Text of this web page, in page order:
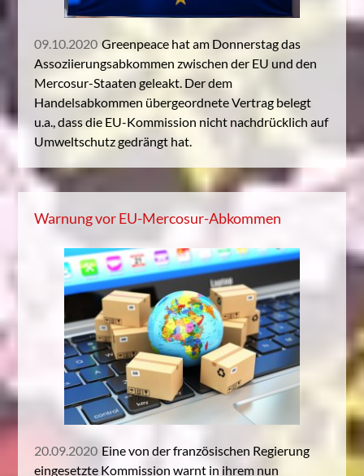
09.10.2020 Greenpeace hat am Donnerstag das
Assoziierungsabkommen zwischen der EU und den
Mercosur-Staaten geleakt. Der dem
Handelsabkommen übergeordnete Vertrag belegt
u.a., dass die EU-Kommission nicht nachdrücklich auf
Umweltschutz gedrängt hat.
Warnung vor EU-Mercosur-Abkommen
20.09.2020 Eine von der französischen Regierung
eingesetzte Kommission warnt in ihrem nun